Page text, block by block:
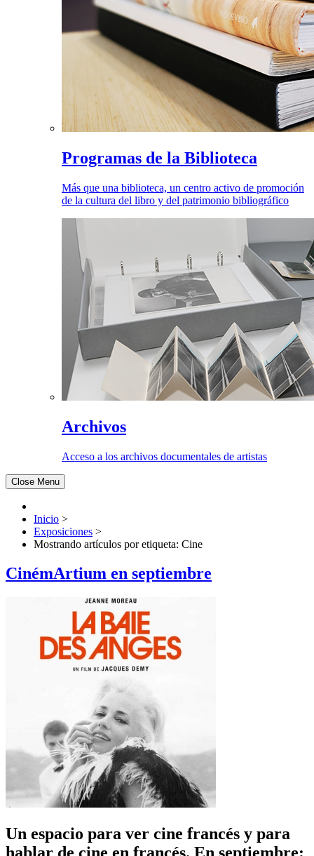
Programas de la Biblioteca
Más que una biblioteca, un centro activo de promoción
de la cultura del libro y del patrimonio bibliográfico
Archivos
Acceso a los archivos documentales de artistas
Close Menu
Inicio >
Exposiciones >
Mostrando artículos por etiqueta: Cine
CinémArtium en septiembre
Un espacio para ver cine francés y para